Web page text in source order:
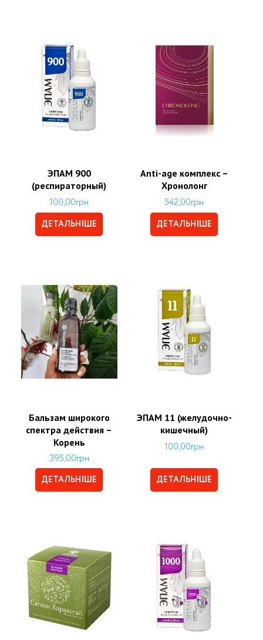
ЭПАМ 900
(респираторный)
100,00грн
ДЕТАЛЬНІШЕ
Аnti-age комплекс –
Хронолонг
542,00грн
ДЕТАЛЬНІШЕ
Бальзам широкого
спектра действия –
Корень
395,00грн
ДЕТАЛЬНІШЕ
ЭПАМ 11 (желудочно-
кишечный)
100,00грн
ДЕТАЛЬНІШЕ